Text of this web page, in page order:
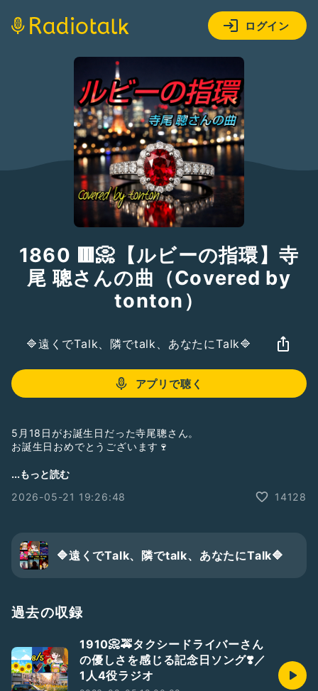
ログイン
1860 🟥📀【ルビーの指環】寺
尾 聰さんの曲（Covered by
tonton）
🔷遠くでTalk、隣でtalk、あなたにTalk🔷
アプリで聴く
5月18日がお誕生日だった寺尾聰さん。
お誕生日おめでとうございます🍷
今回は、今月のピックアップソングとして、1981年2月5日に
ピックアップさせていただきました♫
※お借りした素敵な音源は『カラオケ歌っちゃ王』様
https://youtube.com/@uta-cha-oh
#今月のピックアップソング
...もっと読む
2026-05-21 19:26:48
14128
🔷遠くでTalk、隣でtalk、あなたにTalk🔷
過去の収録
1910📀🚕タクシードライバーさん
の優しさを感じる記念日ソング❣️／
1人4役ラジオ